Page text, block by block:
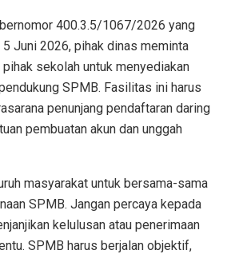
400.3.5/1067/2026 yang
Juni 2026, pihak dinas meminta
sekolah untuk menyediakan
SPMB. Fasilitas ini harus
penunjang pendaftaran daring
pembuatan akun dan unggah
masyarakat untuk bersama-sama
SPMB. Jangan percaya kepada
kelulusan atau penerimaan
SPMB harus berjalan objektif,